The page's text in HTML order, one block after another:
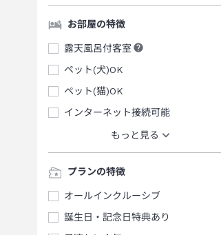
お部屋の特徴
露天風呂付客室
ペット(犬)OK
ペット(猫)OK
インターネット接続可能
もっと見る
プランの特徴
オールインクルーシブ
誕生日・記念日特典あり